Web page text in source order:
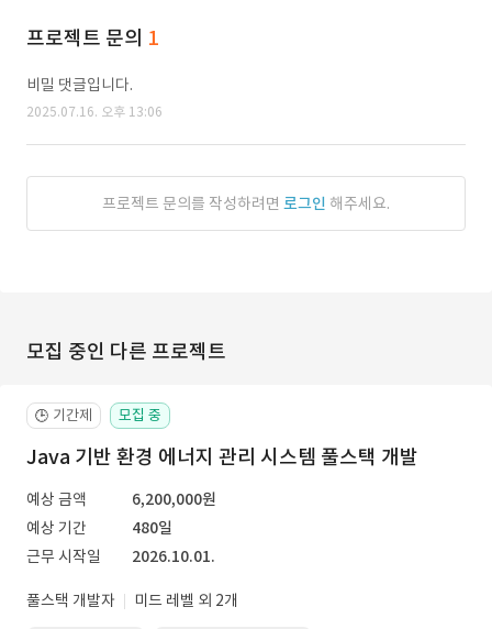
프로젝트 문의 1
비밀 댓글입니다.
2025.07.16. 오후 13:06
프로젝트 문의를 작성하려면 로그인 해주세요.
모집 중인 다른 프로젝트
🕒 기간제 모집 중
Java 기반 환경 에너지 관리 시스템 풀스택 개발
예상 금액
6,200,000원
예상 기간
480일
근무 시작일
2026.10.01.
풀스택 개발자 미드 레벨 외 2개